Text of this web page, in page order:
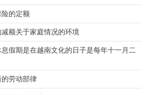
险的定额
额关于家庭情况的环境
假期是在越南文化的日子是每年十一月二
劳动部律